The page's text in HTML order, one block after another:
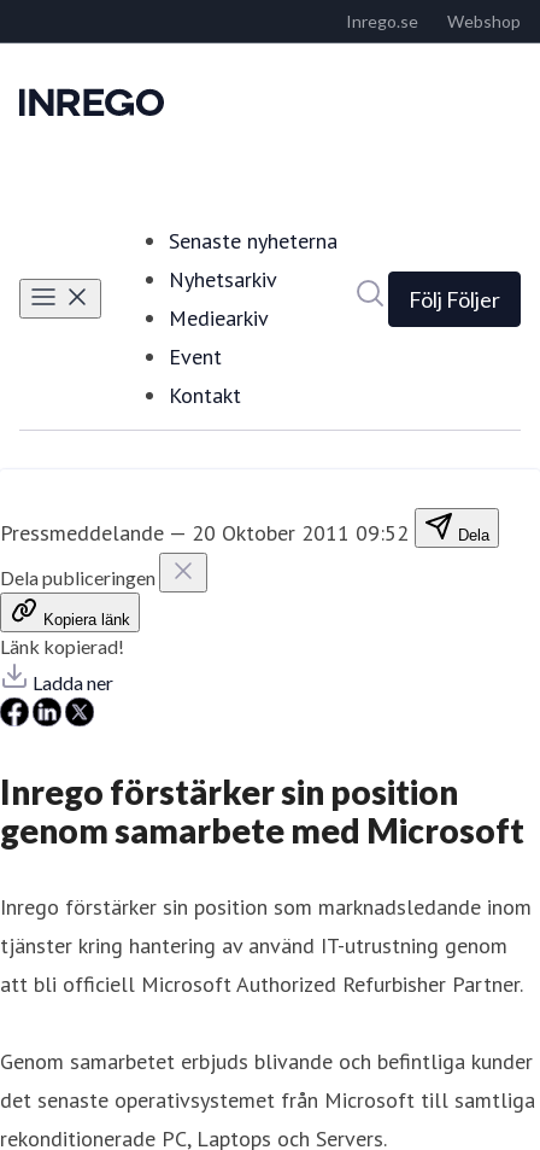
Senaste nyheterna
Nyhetsarkiv
Mediearkiv
Event
Kontakt
Följ Följer
Pressmeddelande — 20 Oktober 2011 09:52 Dela
Dela publiceringen
Kopiera länk
Länk kopierad!
Ladda ner
Inrego förstärker sin position
genom samarbete med Microsoft
Inrego förstärker sin position som marknadsledande inom
tjänster kring hantering av använd IT-utrustning genom
att bli officiell Microsoft Authorized Refurbisher Partner.
Genom samarbetet erbjuds blivande och befintliga kunder
det senaste operativsystemet från Microsoft till samtliga
rekonditionerade PC, Laptops och Servers.